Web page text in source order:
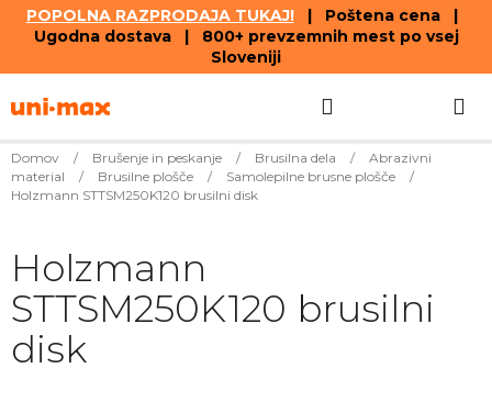
POPOLNA RAZPRODAJA TUKAJ!| Poštena cena |
Ugodna dostava | 800+ prevzemnih mest po vsej
Sloveniji
to
Domov / Brušenje in peskanje / Brusilna dela /
Abrazivni
material
/ Brusilne plošče / Samolepilne brusne plošče
/
Holzmann STTSM250K120 brusilni disk
Holzmann
STTSM250K120 brusilni
disk